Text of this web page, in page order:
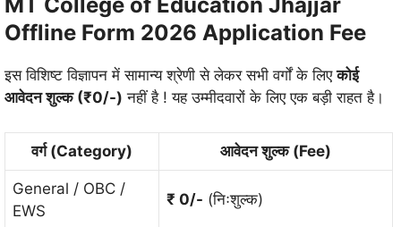
MT College of Education Jhajjar
Offline Form 2026 Application Fee
इस विशिष्ट विज्ञापन में सामान्य श्रेणी से लेकर सभी वर्गों के लिएकोई
आवेदन शुल्क (₹0/-) नहीं है ! यह उम्मीदवारों के लिए एक बड़ी राहत है।
वर्ग (Category) आवेदन शुल्क (Fee)
General / OBC /
EWS
₹ 0/- (निःशुल्क)